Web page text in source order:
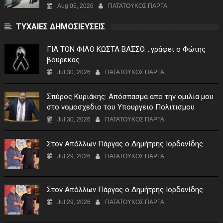
Aug 05, 2026 ΠΑΤΑΤΟΥΚΟΣ ΠΑΡΓΑ
ΤΥΧΑΙΕΣ ΔΗΜΟΣΙΕΥΣΕΙΣ
ΓIA TON ΦIΛO KΩΣTA BAΣΣO. ..γράφει ο Φώτης
βουρεκάς
Jul 30, 2026 ΠΑΤΑΤΟΥΚΟΣ ΠΑΡΓΑ
Σπύρος Κυριάκης: Απόσπασμα απο την ομιλία μου
στο νομοσχεδιο του Υπουργειο Πολιτισμου
Jul 30, 2026 ΠΑΤΑΤΟΥΚΟΣ ΠΑΡΓΑ
Στον Απόλλων Πάργας ο Δημήτρης Ιορδανίδης
Jul 29, 2026 ΠΑΤΑΤΟΥΚΟΣ ΠΑΡΓΑ
Στον Απόλλων Πάργας ο Δημήτρης Ιορδανίδης.
Jul 29, 2026 ΠΑΤΑΤΟΥΚΟΣ ΠΑΡΓΑ